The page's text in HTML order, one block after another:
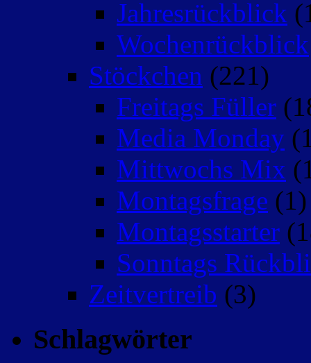
Jahresrückblick
Wochenrückblick
Stöckchen (221)
Freitags Füller
Media Monday
Mittwochs Mix
Montagsfrage (1)
Montagsstarter
Sonntags
Zeitvertreib (3)
Schlagwörter